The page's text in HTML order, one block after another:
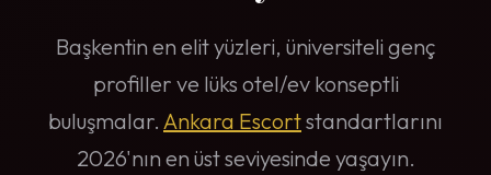
Başkentin en elit yüzleri, üniversiteli genç
profiller ve lüks otel/ev konseptli
buluşmalar. Ankara Escortstandartlarını
2026'nın en üst seviyesinde yaşayın.